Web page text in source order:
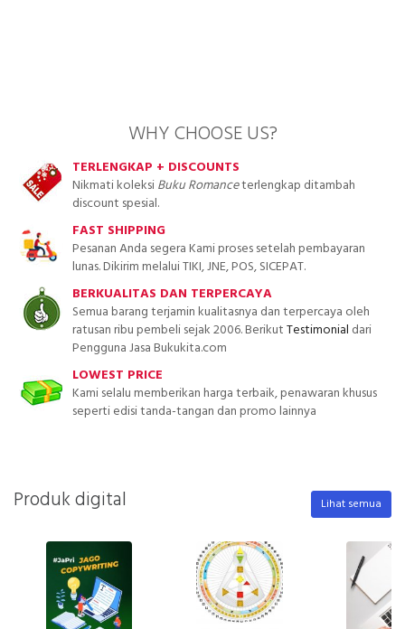
WHY CHOOSE US?
TERLENGKAP + DISCOUNTS
Nikmati koleksiBuku Romanceterlengkap ditambah
discount spesial.
FAST SHIPPING
Pesanan Anda segera Kami proses setelah pembayaran
lunas. Dikirim melalui TIKI, JNE, POS, SICEPAT.
BERKUALITAS DAN TERPERCAYA
Semua barang terjamin kualitasnya dan terpercaya oleh
ratusan ribu pembeli sejak 2006. BerikutTestimonial dari
Pengguna Jasa Bukukita.com
LOWEST PRICE
Kami selalu memberikan harga terbaik, penawaran khusus
seperti edisi tanda-tangan dan promo lainnya
Produk digital Lihat semua